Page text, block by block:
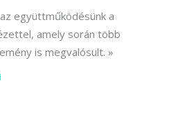
együttműködésünk a
amely során több
is megvalósult.